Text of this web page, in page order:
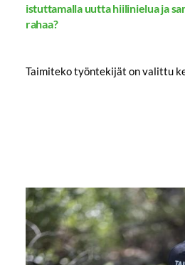
istuttamalla uutta hiilinielua ja
rahaa?
Taimiteko työntekijät on valittu